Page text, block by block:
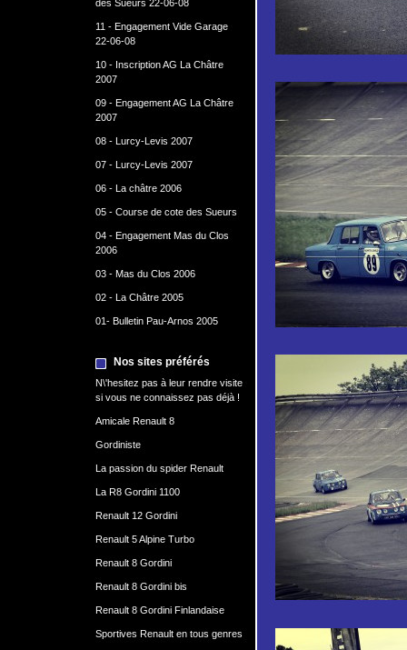
des Sueurs 22-06-08
11 - Engagement Vide Garage
22-06-08
10 - Inscription AG La Châtre
2007
09 - Engagement AG La Châtre
2007
08 - Lurcy-Levis 2007
07 - Lurcy-Levis 2007
06 - La châtre 2006
05 - Course de cote des Sueurs
04 - Engagement Mas du Clos
2006
03 - Mas du Clos 2006
02 - La Châtre 2005
01- Bulletin Pau-Arnos 2005
Nos sites préférés
N\'hesitez pas à leur rendre visite
si vous ne connaissez pas déjà !
Amicale Renault 8
Gordiniste
La passion du spider Renault
La R8 Gordini 1100
Renault 12 Gordini
Renault 5 Alpine Turbo
Renault 8 Gordini
Renault 8 Gordini bis
Renault 8 Gordini Finlandaise
Sportives Renault en tous genres